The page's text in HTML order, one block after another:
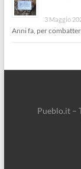
3 Maggio
Anni fa, per
Pueblo.it –